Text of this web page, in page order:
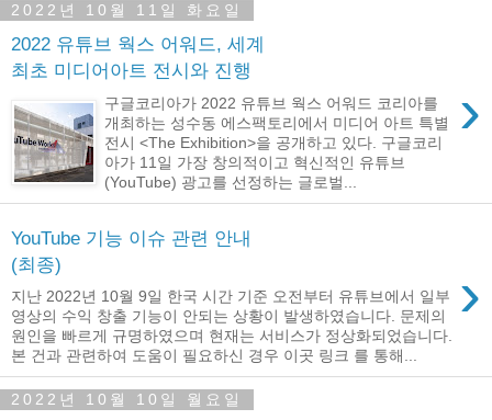
2022년 10월 11일 화요일
2022 유튜브 웍스 어워드, 세계
최초 미디어아트 전시와 진행
›
구글코리아가 2022 유튜브 웍스 어워드 코리아를
개최하는 성수동 에스팩토리에서 미디어 아트 특별
전시 <The Exhibition>을 공개하고 있다. 구글코리
아가 11일 가장 창의적이고 혁신적인 유튜브
(YouTube) 광고를 선정하는 글로벌...
YouTube 기능 이슈 관련 안내
(최종)
›
지난 2022년 10월 9일 한국 시간 기준 오전부터 유튜브에서 일부
영상의 수익 창출 기능이 안되는 상황이 발생하였습니다. 문제의
원인을 빠르게 규명하였으며 현재는 서비스가 정상화되었습니다.
본 건과 관련하여 도움이 필요하신 경우 이곳 링크 를 통해...
2022년 10월 10일 월요일